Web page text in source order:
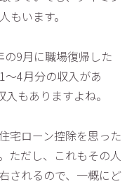
もいます。
9月に職場復帰した
4月分の収入があ
もありますよね。
宅ローン控除を思った
ただし、これもその人
されるので、一概にど